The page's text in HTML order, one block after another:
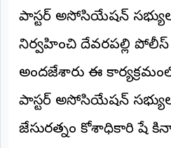
పక్షం
పాస్టర్ అసోసియేషన్
నిర్వహించి దేవరపల్లి పోలీస్
అందజేశారు ఈ
పాస్టర్ అసోసియేషన్
జేసురత్నం కోశాధికారి షే